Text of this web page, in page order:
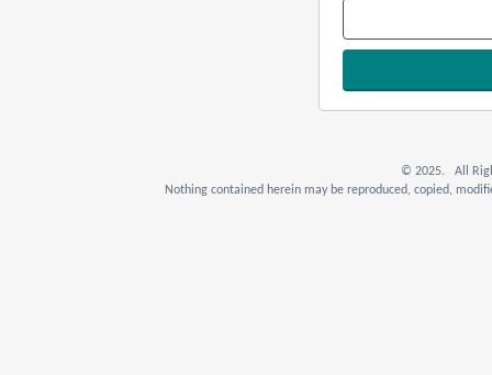
© 2025. All
Nothing contained herein may be reproduced, copied,